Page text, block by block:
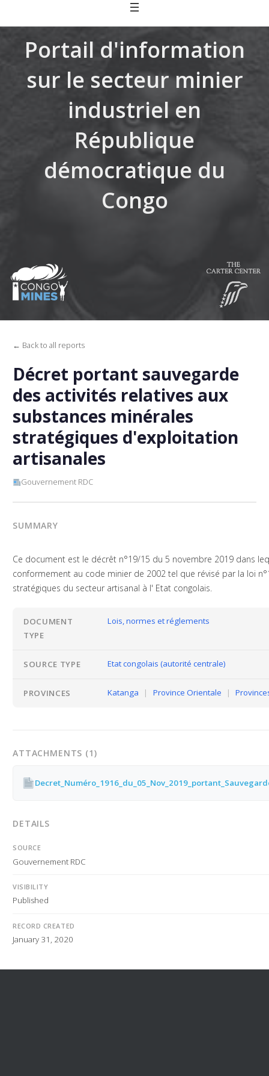
Portail d'information
sur le secteur minier
industriel en
République
démocratique du
Congo
← Back to all reports
Décret portant sauvegarde
des activités relatives aux
substances minérales
stratégiques d'exploitation
artisanales
Gouvernement RDC
SUMMARY
Ce document est le décrêt n°19/15 du 5 novembre 2019 dans
conformement au code minier de 2002 tel que révisé par la loi
stratégiques du secteur artisanal à l' Etat congolais.
DOCUMENT
TYPE
Lois, normes et réglements
SOURCE TYPE Etat congolais (autorité centrale)
PROVINCES Katanga | Province Orientale |
ATTACHMENTS (1)
DETAILS
SOURCE
Gouvernement RDC
VISIBILITY
Published
RECORD CREATED
January 31, 2020